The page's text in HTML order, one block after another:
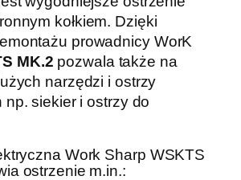
kołkiem. Dzięki
prowadnicy WorK
MK.2 pozwala także na
narzędzi i ostrzy
siekier i ostrzy do
Work Sharp WSKTS
ostrzenie m.in.: